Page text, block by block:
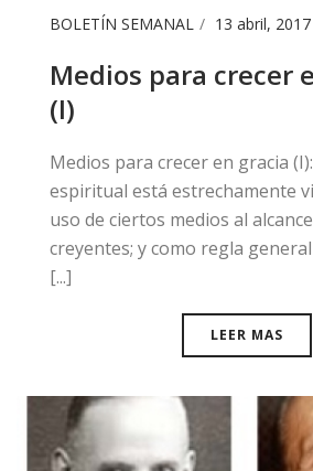
BOLETÍN SEMANAL 13 abril, 2017
Medios para crecer
(I)
​Medios para crecer en gracia
espiritual está estrechamente
uso de ciertos medios al
creyentes; y como regla
[...]
LEER MAS